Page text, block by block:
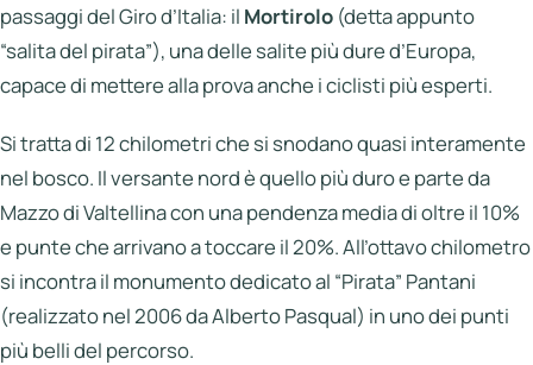
passaggi del Giro d’Italia: il Mortirolo (detta appunto
“salita del pirata”), una delle salite più dure d’Europa,
capace di mettere alla prova anche i ciclisti più esperti.
Si tratta di 12 chilometri che si snodano quasi interamente
nel bosco. Il versante nord è quello più duro e parte da
Mazzo di Valtellina con una pendenza media di oltre il 10%
e punte che arrivano a toccare il 20%. All’ottavo chilometro
si incontra il monumento dedicato al “Pirata” Pantani
(realizzato nel 2006 da Alberto Pasqual) in uno dei punti
più belli del percorso.